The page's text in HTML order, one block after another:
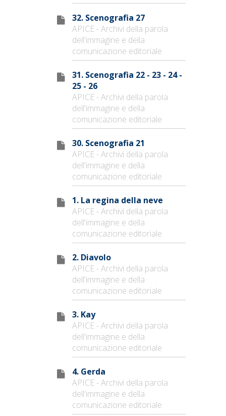
32. Scenografia 27
APICE - Archivi della parola
dell'immagine e della
comunicazione editoriale
31. Scenografia 22 - 23 - 24 -
25 - 26
APICE - Archivi della parola
dell'immagine e della
comunicazione editoriale
30. Scenografia 21
APICE - Archivi della parola
dell'immagine e della
comunicazione editoriale
1. La regina della neve
APICE - Archivi della parola
dell'immagine e della
comunicazione editoriale
2. Diavolo
APICE - Archivi della parola
dell'immagine e della
comunicazione editoriale
3. Kay
APICE - Archivi della parola
dell'immagine e della
comunicazione editoriale
4. Gerda
APICE - Archivi della parola
dell'immagine e della
comunicazione editoriale